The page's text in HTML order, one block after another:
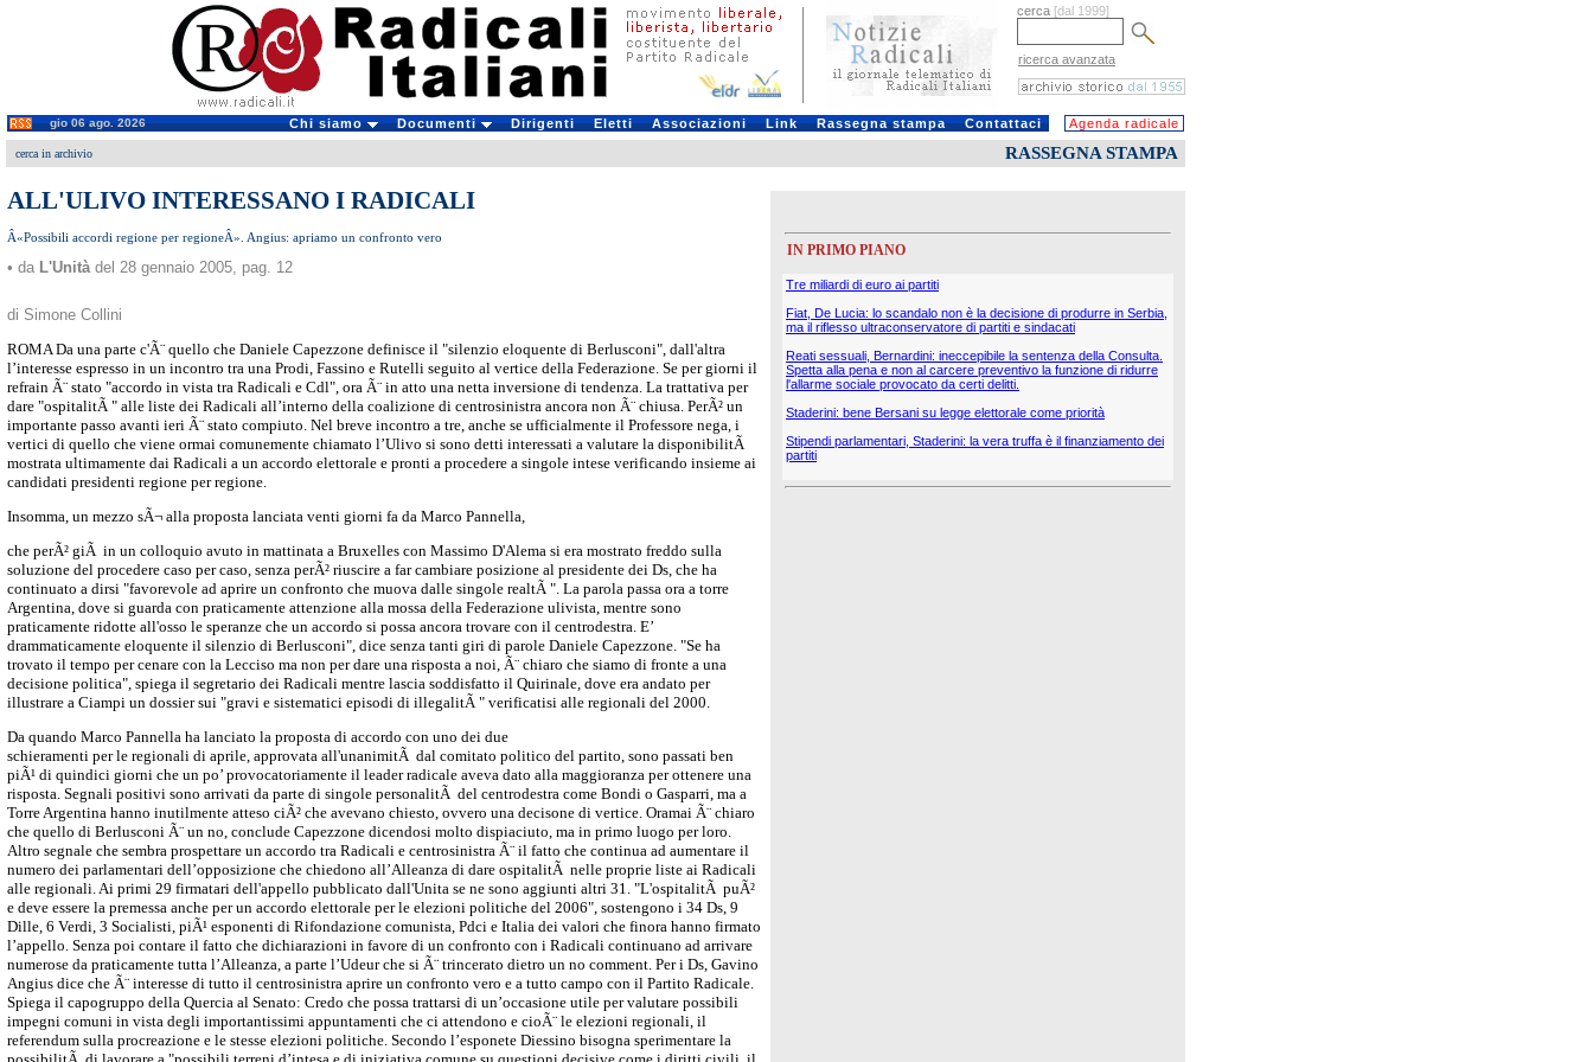
cerca [dal 1999]
ricerca avanzata
gio 06 ago. 2026 Chi siamo Documenti Dirigenti Eletti Associazioni Link Rassegna stampa Contattaci Agenda radicale
cerca in archivio RASSEGNA STAMPA
ALL'ULIVO INTERESSANO I RADICALI
Â«Possibili accordi regione per regioneÂ». Angius: apriamo un confronto vero
• da L'Unitàdel 28 gennaio 2005, pag. 12
di Simone Collini
ROMA Da una parte c'Ã¨ quello che Daniele Capezzone definisce il "silenzio eloquente di Berlusconi", dall'altra
l’interesse espresso in un incontro tra una Prodi, Fassino e Rutelli seguito al vertice della Federazione. Se per giorni il
refrain Ã¨ stato "accordo in vista tra Radicali e Cdl", ora Ã¨ in atto una netta inversione di tendenza. La trattativa per
dare "ospitalitÃ " alle liste dei Radicali all’interno della coalizione di centrosinistra ancora non Ã¨ chiusa. PerÃ² un
importante passo avanti ieri Ã¨ stato compiuto. Nel breve incontro a tre, anche se ufficialmente il Professore nega, i
vertici di quello che viene ormai comunemente chiamato l’Ulivo si sono detti interessati a valutare la disponibilitÃ
mostrata ultimamente dai Radicali a un accordo elettorale e pronti a procedere a singole intese verificando insieme ai
candidati presidenti regione per regione.
Insomma, un mezzo sÃ¬ alla proposta lanciata venti giorni fa da Marco Pannella,
che perÃ² giÃ in un colloquio avuto in mattinata a Bruxelles con Massimo D'Alema si era mostrato freddo sulla
soluzione del procedere caso per caso, senza perÃ² riuscire a far cambiare posizione al presidente dei Ds, che ha
continuato a dirsi "favorevole ad aprire un confronto che muova dalle singole realtÃ ". La parola passa ora a torre
Argentina, dove si guarda con praticamente attenzione alla mossa della Federazione ulivista, mentre sono
praticamente ridotte all'osso le speranze che un accordo si possa ancora trovare con il centrodestra. E’
drammaticamente eloquente il silenzio di Berlusconi", dice senza tanti giri di parole Daniele Capezzone. "Se ha
trovato il tempo per cenare con la Lecciso ma non per dare una risposta a noi, Ã¨ chiaro che siamo di fronte a una
decisione politica", spiega il segretario dei Radicali mentre lascia soddisfatto il Quirinale, dove era andato per
illustrare a Ciampi un dossier sui "gravi e sistematici episodi di illegalitÃ " verificatisi alle regionali del 2000.
Da quando Marco Pannella ha lanciato la proposta di accordo con uno dei due
schieramenti per le regionali di aprile, approvata all'unanimitÃ dal comitato politico del partito, sono passati ben
piÃ¹ di quindici giorni che un po’ provocatoriamente il leader radicale aveva dato alla maggioranza per ottenere una
risposta. Segnali positivi sono arrivati da parte di singole personalitÃ del centrodestra come Bondi o Gasparri, ma a
Torre Argentina hanno inutilmente atteso ciÃ² che avevano chiesto, ovvero una decisone di vertice. Oramai Ã¨ chiaro
che quello di Berlusconi Ã¨ un no, conclude Capezzone dicendosi molto dispiaciuto, ma in primo luogo per loro.
Altro segnale che sembra prospettare un accordo tra Radicali e centrosinistra Ã¨ il fatto che continua ad aumentare il
numero dei parlamentari dell’opposizione che chiedono all’Alleanza di dare ospitalitÃ nelle proprie liste ai Radicali
alle regionali. Ai primi 29 firmatari dell'appello pubblicato dall'Unita se ne sono aggiunti altri 31. "L'ospitalitÃ puÃ²
e deve essere la premessa anche per un accordo elettorale per le elezioni politiche del 2006", sostengono i 34 Ds, 9
Dille, 6 Verdi, 3 Socialisti, piÃ¹ esponenti di Rifondazione comunista, Pdci e Italia dei valori che finora hanno firmato
l’appello. Senza poi contare il fatto che dichiarazioni in favore di un confronto con i Radicali continuano ad arrivare
numerose da praticamente tutta l’Alleanza, a parte l’Udeur che si Ã¨ trincerato dietro un no comment. Per i Ds, Gavino
Angius dice che Ã¨ interesse di tutto il centrosinistra aprire un confronto vero e a tutto campo con il Partito Radicale.
Spiega il capogruppo della Quercia al Senato: Credo che possa trattarsi di un’occasione utile per valutare possibili
impegni comuni in vista degli importantissimi appuntamenti che ci attendono e cioÃ¨ le elezioni regionali, il
referendum sulla procreazione e le stesse elezioni politiche. Secondo l’esponete Diessino bisogna sperimentare la
IN PRIMO PIANO
Tre miliardi di euro ai partiti
Fiat, De Lucia: lo scandalo non è la decisione di produrre in Serbia,
ma il riflesso ultraconservatore di partiti e sindacati
Reati sessuali, Bernardini: ineccepibile la sentenza della Consulta.
Spetta alla pena e non al carcere preventivo la funzione di ridurre
l'allarme sociale provocato da certi delitti.
Staderini: bene Bersani su legge elettorale come priorità
Stipendi parlamentari, Staderini: la vera truffa è il finanziamento dei
partiti